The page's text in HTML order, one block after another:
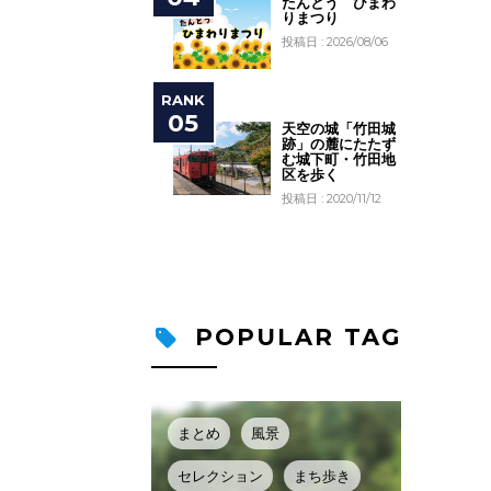
りまつり
投稿日 : 2026/08/06
天空の城「竹田城
跡」の麓にたたず
む城下町・竹田地
区を歩く
投稿日 : 2020/11/12
POPULAR TAG
まとめ 風景
セレクション まち歩き